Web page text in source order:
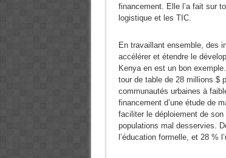
financement. Elle l’a fait sur
logistique et les TIC.
En travaillant ensemble, des
accélérer et étendre le
Kenya en est un bon
tour de table de 28 millions $
communautés urbaines à
financement d’une étude de
faciliter le déploiement de
populations mal desservies.
l’éducation formelle, et 28 %